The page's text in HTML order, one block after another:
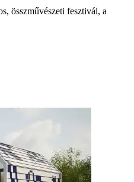
összművészeti fesztivál, a